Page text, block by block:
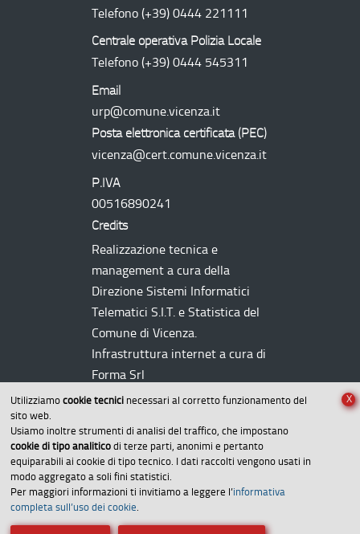
Utilizziamo cookie tecnici necessari al corretto funzionamento del
sito web.
Usiamo inoltre strumenti di analisi del traffico, che impostano
cookie di tipo analitico di terze parti, anonimi e pertanto
equiparabili ai cookie di tipo tecnico. I dati raccolti vengono usati in
modo aggregato a soli fini statistici.
Per maggiori informazioni ti invitiamo a leggere l’informativa
completa sull’uso dei cookie
X
Telefono (+39) 0444 221111
Centrale operativa Polizia Locale
Telefono (+39) 0444 545311
Email
urp@comune.vicenza.it
Posta elettronica certificata (PEC)
vicenza@cert.comune.vicenza.it
P.IVA
00516890241
Credits
Realizzazione tecnica e
management a cura della
Direzione Sistemi Informatici
Telematici S.I.T. e Statistica del
Comune di Vicenza.
Infrastruttura internet a cura di
Forma Srl
Amministrazione trasparente
Dichiarazione di accessibilità